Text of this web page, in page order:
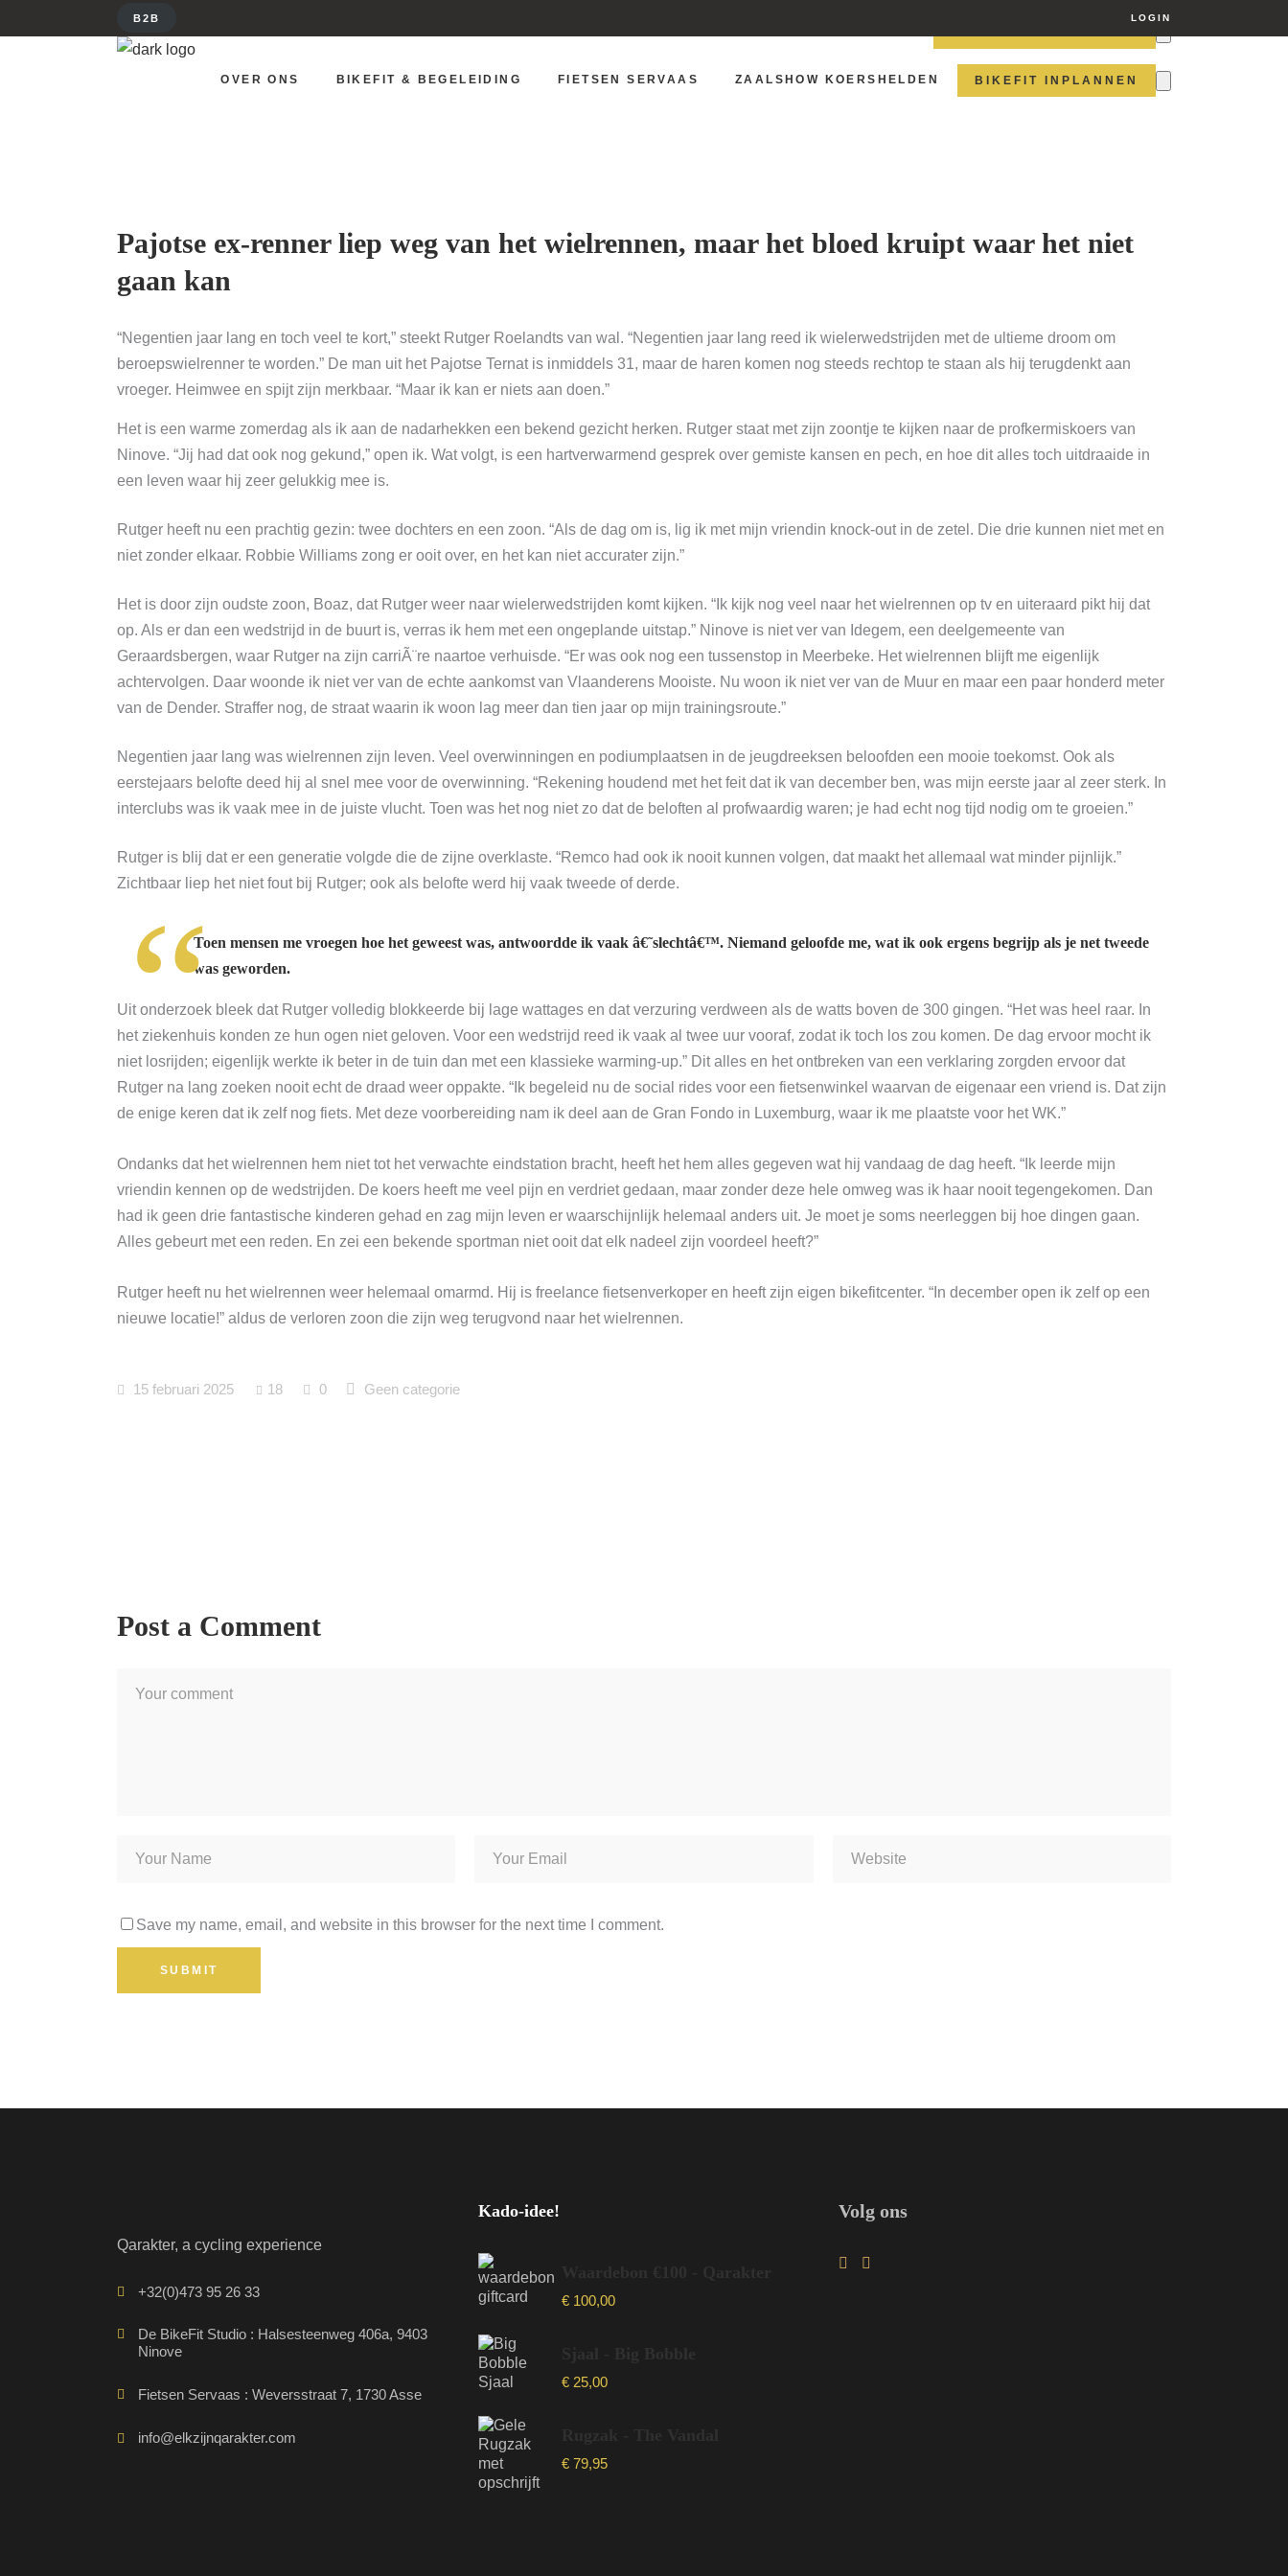
B2B LOGIN
OVER ONS BIKEFIT & BEGELEIDING FIETSEN SERVAAS ZAALSHOW KOERSHELDEN BIKEFIT INPLANNEN
Pajotse ex-renner liep weg van het wielrennen, maar het bloed kruipt waar het niet
gaan kan
“Negentien jaar lang en toch veel te kort,” steekt Rutger Roelandts van wal. “Negentien jaar lang reed ik wielerwedstrijden met de ultieme droom om
beroepswielrenner te worden.” De man uit het Pajotse Ternat is inmiddels 31, maar de haren komen nog steeds rechtop te staan als hij terugdenkt aan
vroeger. Heimwee en spijt zijn merkbaar. “Maar ik kan er niets aan doen.”
Het is een warme zomerdag als ik aan de nadarhekken een bekend gezicht herken. Rutger staat met zijn zoontje te kijken naar de profkermiskoers van
Ninove. “Jij had dat ook nog gekund,” open ik. Wat volgt, is een hartverwarmend gesprek over gemiste kansen en pech, en hoe dit alles toch uitdraaide in
een leven waar hij zeer gelukkig mee is.
Rutger heeft nu een prachtig gezin: twee dochters en een zoon. “Als de dag om is, lig ik met mijn vriendin knock-out in de zetel. Die drie kunnen niet met en
niet zonder elkaar. Robbie Williams zong er ooit over, en het kan niet accurater zijn.”
Het is door zijn oudste zoon, Boaz, dat Rutger weer naar wielerwedstrijden komt kijken. “Ik kijk nog veel naar het wielrennen op tv en uiteraard pikt hij dat
op. Als er dan een wedstrijd in de buurt is, verras ik hem met een ongeplande uitstap.” Ninove is niet ver van Idegem, een deelgemeente van
Geraardsbergen, waar Rutger na zijn carriÃ¨re naartoe verhuisde. “Er was ook nog een tussenstop in Meerbeke. Het wielrennen blijft me eigenlijk
achtervolgen. Daar woonde ik niet ver van de echte aankomst van Vlaanderens Mooiste. Nu woon ik niet ver van de Muur en maar een paar honderd meter
van de Dender. Straffer nog, de straat waarin ik woon lag meer dan tien jaar op mijn trainingsroute.”
Negentien jaar lang was wielrennen zijn leven. Veel overwinningen en podiumplaatsen in de jeugdreeksen beloofden een mooie toekomst. Ook als
eerstejaars belofte deed hij al snel mee voor de overwinning. “Rekening houdend met het feit dat ik van december ben, was mijn eerste jaar al zeer sterk. In
interclubs was ik vaak mee in de juiste vlucht. Toen was het nog niet zo dat de beloften al profwaardig waren; je had echt nog tijd nodig om te groeien.”
Rutger is blij dat er een generatie volgde die de zijne overklaste. “Remco had ook ik nooit kunnen volgen, dat maakt het allemaal wat minder pijnlijk.”
Zichtbaar liep het niet fout bij Rutger; ook als belofte werd hij vaak tweede of derde.
Toen mensen me vroegen hoe het geweest was, antwoordde ik vaak â€˜slechtâ€™. Niemand geloofde me, wat ik ook ergens begrijp als je net tweede
was geworden.
Uit onderzoek bleek dat Rutger volledig blokkeerde bij lage wattages en dat verzuring verdween als de watts boven de 300 gingen. “Het was heel raar. In
het ziekenhuis konden ze hun ogen niet geloven. Voor een wedstrijd reed ik vaak al twee uur vooraf, zodat ik toch los zou komen. De dag ervoor mocht ik
niet losrijden; eigenlijk werkte ik beter in de tuin dan met een klassieke warming-up.” Dit alles en het ontbreken van een verklaring zorgden ervoor dat
Rutger na lang zoeken nooit echt de draad weer oppakte. “Ik begeleid nu de social rides voor een fietsenwinkel waarvan de eigenaar een vriend is. Dat zijn
de enige keren dat ik zelf nog fiets. Met deze voorbereiding nam ik deel aan de Gran Fondo in Luxemburg, waar ik me plaatste voor het WK.”
Ondanks dat het wielrennen hem niet tot het verwachte eindstation bracht, heeft het hem alles gegeven wat hij vandaag de dag heeft. “Ik leerde mijn
vriendin kennen op de wedstrijden. De koers heeft me veel pijn en verdriet gedaan, maar zonder deze hele omweg was ik haar nooit tegengekomen. Dan
had ik geen drie fantastische kinderen gehad en zag mijn leven er waarschijnlijk helemaal anders uit. Je moet je soms neerleggen bij hoe dingen gaan.
Alles gebeurt met een reden. En zei een bekende sportman niet ooit dat elk nadeel zijn voordeel heeft?”
Rutger heeft nu het wielrennen weer helemaal omarmd. Hij is freelance fietsenverkoper en heeft zijn eigen bikefitcenter. “In december open ik zelf op een
nieuwe locatie!” aldus de verloren zoon die zijn weg terugvond naar het wielrennen.
15 februari 2025 18 0 Geen categorie
Post a Comment
Save my name, email, and website in this browser for the next time I comment.
Qarakter, a cycling experience
+32(0)473 95 26 33
De BikeFit Studio : Halsesteenweg 406a, 9403
Ninove
Fietsen Servaas : Weversstraat 7, 1730 Asse
info@elkzijnqarakter.com
Kado-idee!
€100,00
€25,00
€79,95
Volg ons